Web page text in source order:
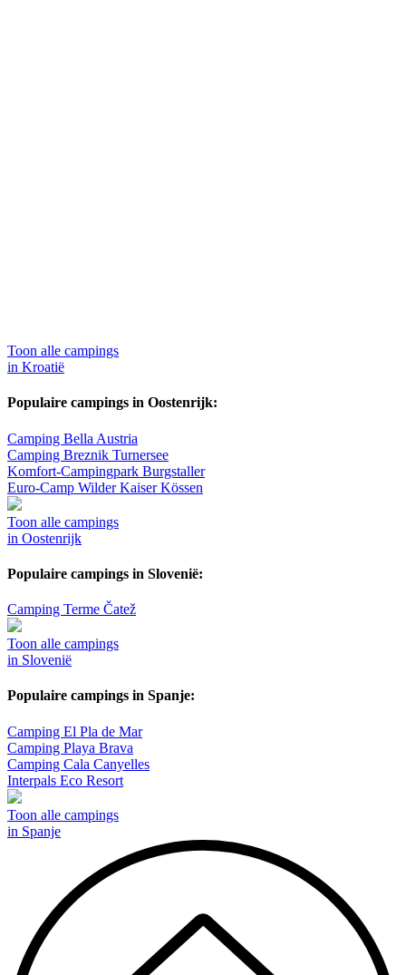
Toon alle campings
in Kroatië
Populaire campings in Oostenrijk:
Camping Bella Austria
Camping Breznik Turnersee
Komfort-Campingpark Burgstaller
Euro-Camp Wilder Kaiser Kössen
Toon alle campings
in Oostenrijk
Populaire campings in Slovenië:
Camping Terme Čatež
Toon alle campings
in Slovenië
Populaire campings in Spanje:
Camping El Pla de Mar
Camping Playa Brava
Camping Cala Canyelles
Interpals Eco Resort
Toon alle campings
in Spanje